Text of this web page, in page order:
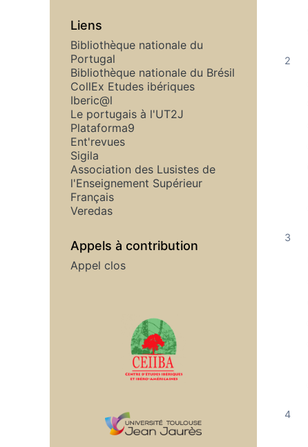
Liens
Bibliothèque nationale du
Portugal
Bibliothèque nationale du Brésil
CollEx Etudes ibériques
Iberic@l
Le portugais à l'UT2J
Plataforma9
Ent'revues
Sigila
Association des Lusistes de
l'Enseignement Supérieur
Français
Veredas
Appels à contribution
Appel clos
Affiliations/partenaires